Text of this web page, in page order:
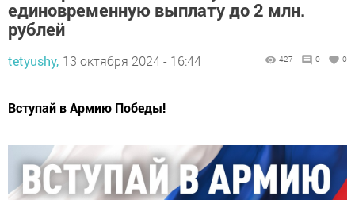
единовременную выплату до 2 млн.
рублей
tetyushy, 13 октября 2024 - 16:44 427 0 0
Вступай в Армию Победы!